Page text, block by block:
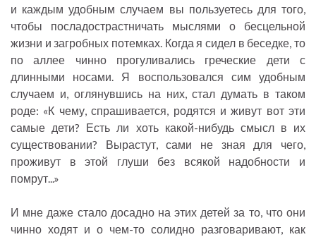
и каждым удобным случаем вы пользуетесь для того,
чтобы посладострастничать мыслями о бесцельной
жизни и загробных потемках. Когда я сидел в беседке, то
по аллее чинно прогуливались греческие дети с
длинными носами. Я воспользовался сим удобным
случаем и, оглянувшись на них, стал думать в таком
роде: «К чему, спрашивается, родятся и живут вот эти
самые дети? Есть ли хоть какой-нибудь смысл в их
существовании? Вырастут, сами не зная для чего,
проживут в этой глуши без всякой надобности и
помрут...»
И мне даже стало досадно на этих детей за то, что они
чинно ходят и о чем-то солидно разговаривают, как